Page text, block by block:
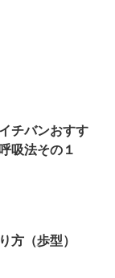
チバンおすす
吸法その１
方（歩型）